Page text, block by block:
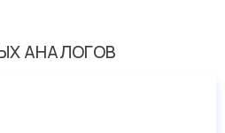
с номерами, убедитесь сами.
колодки тормозные
АНАЛОГОВ